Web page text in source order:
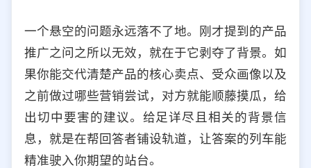
一个悬空的问题永远落不了地。刚才提到的产品
推广之问之所以无效，就在于它剥夺了背景。如
果你能交代清楚产品的核心卖点、受众画像以及
之前做过哪些营销尝试，对方就能顺藤摸瓜，给
出切中要害的建议。给足详尽且相关的背景信
息，就是在帮回答者铺设轨道，让答案的列车能
精准驶入你期望的站台。